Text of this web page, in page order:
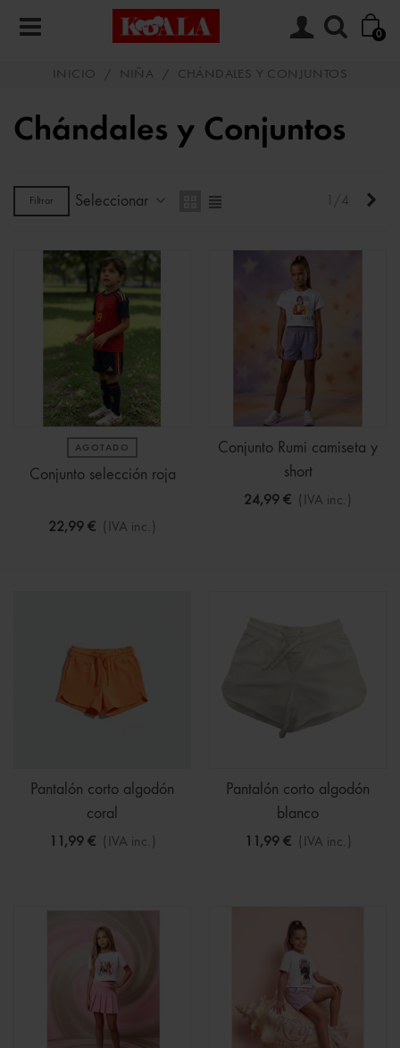
0
INICIO / NIÑA / CHÁNDALES Y CONJUNTOS
Chándales y Conjuntos
Filtrar Seleccionar 1/4
AGOTADO
Conjunto selección roja
22,99 € (IVA inc.)
Conjunto Rumi camiseta y
short
24,99 € (IVA inc.)
Pantalón corto algodón
coral
11,99 € (IVA inc.)
Pantalón corto algodón
blanco
11,99 € (IVA inc.)